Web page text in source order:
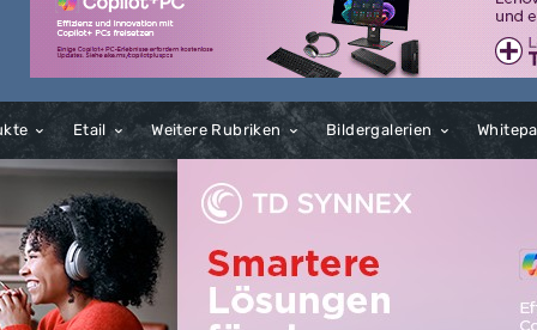
Etail Weitere Rubriken Bildergalerien